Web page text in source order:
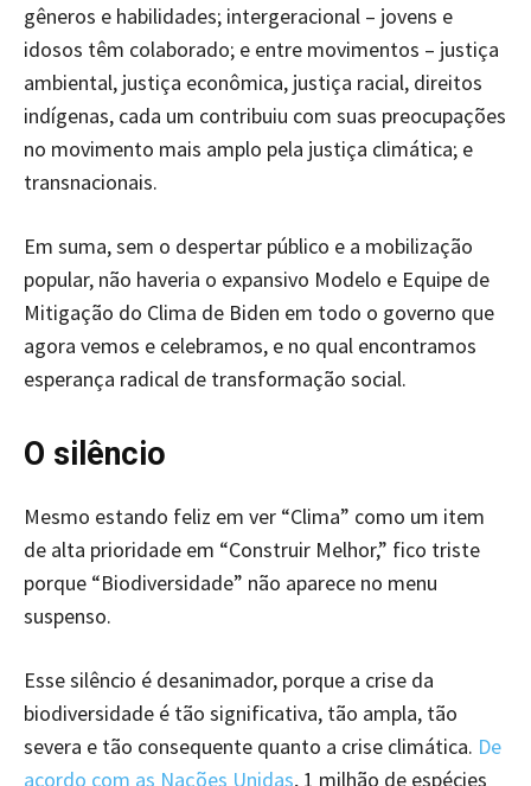
gêneros e habilidades; intergeracional – jovens e
idosos têm colaborado; e entre movimentos – justiça
ambiental, justiça econômica, justiça racial, direitos
indígenas, cada um contribuiu com suas preocupações
no movimento mais amplo pela justiça climática; e
transnacionais.
Em suma, sem o despertar público e a mobilização
popular, não haveria o expansivo Modelo e Equipe de
Mitigação do Clima de Biden em todo o governo que
agora vemos e celebramos, e no qual encontramos
esperança radical de transformação social.
O silêncio
Mesmo estando feliz em ver “Clima” como um item
de alta prioridade em “Construir Melhor,” fico triste
porque “Biodiversidade” não aparece no menu
suspenso.
Esse silêncio é desanimador, porque a crise da
biodiversidade é tão significativa, tão ampla, tão
severa e tão consequente quanto a crise climática. De
acordo com as Nações Unidas, 1 milhão de espécies